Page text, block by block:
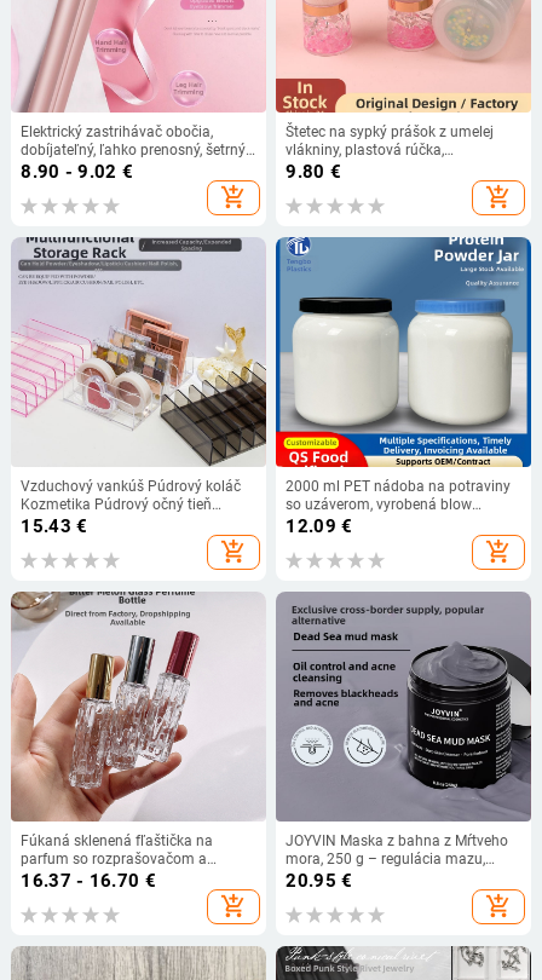
Elektrický zastrihávač obočia,
dobíjateľný, ľahko prenosný, šetrný
k pokožke
8.90 - 9.02 €
add_shopping_cart
Štetec na sypký prášok z umelej
vlákniny, plastová rúčka,
prenášateľný dizajn, balené v
krabičke (Umelé vlákna; Plastová
rúčka; Prenosný dizajn; Krabička)
9.80 €
add_shopping_cart
Vzduchový vankúš Púdrový koláč
Kozmetika Púdrový očný tieň
Paleta Priehľadná úložná krabička
Manikúra Farebná paleta Ručne
vyrobený nositeľný stojan na
15.43 €
add_shopping_cart
2000 ml PET nádoba na potraviny
so uzáverom, vyrobená blow
molding
12.09 €
add_shopping_cart
Fúkaná sklenená fľaštička na
parfum so rozprašovačom a
difuzorom z oceľových guličiek
16.37 - 16.70 €
add_shopping_cart
JOYVIN Maska z bahna z Mŕtveho
mora, 250 g – regulácia mazu,
odstraňovanie čiernych bodiek,
stiahnutie pórov, hlboké čistenie
20.95 €
add_shopping_cart